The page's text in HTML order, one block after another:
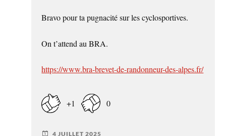
Bravo pour ta pugnacité sur les cyclosportives.
On t’attend au BRA.
https://www.bra-brevet-de-randonneur-des-alpes.fr/
+1 0
4 JUILLET 2025